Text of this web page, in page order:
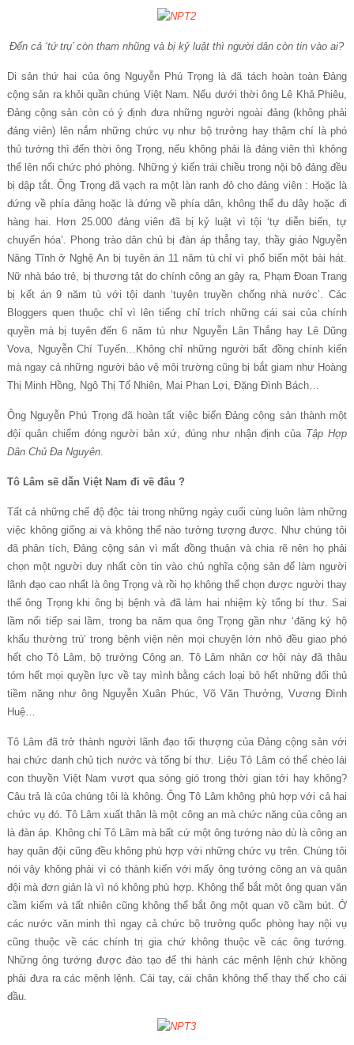
Đến cả ‘tứ trụ’ còn tham nhũng và bị kỷ luật thì người dân còn tin vào ai?
Di sản thứ hai của ông Nguyễn Phú Trọng là đã tách hoàn toàn Đảng
cộng sản ra khỏi quần chúng Việt Nam. Nếu dưới thời ông Lê Khả Phiêu,
Đảng cộng sản còn có ý định đưa những người ngoài đảng (không phải
đảng viên) lên nắm những chức vụ như bộ trưởng hay thậm chí là phó
thủ tướng thì đến thời ông Trọng, nếu không phải là đảng viên thì không
thể lên nổi chức phó phòng. Những ý kiến trái chiều trong nội bộ đảng đều
bị dập tắt. Ông Trọng đã vạch ra một làn ranh đỏ cho đảng viên : Hoặc là
đứng về phía đảng hoặc là đứng về phía dân, không thể đu dây hoặc đi
hàng hai. Hơn 25.000 đảng viên đã bị kỷ luật vì tội ‘tự diễn biến, tự
chuyển hóa’. Phong trào dân chủ bị đàn áp thẳng tay, thầy giáo Nguyễn
Năng Tĩnh ở Nghệ An bị tuyên án 11 năm tù chỉ vì phổ biến một bài hát.
Nữ nhà báo trẻ, bị thương tật do chính công an gây ra, Phạm Đoan Trang
bị kết án 9 năm tù với tội danh ‘tuyên truyền chống nhà nước’. Các
Bloggers quen thuộc chỉ vì lên tiếng chỉ trích những cái sai của chính
quyền mà bị tuyên đến 6 năm tù như Nguyễn Lân Thắng hay Lê Dũng
Vova, Nguyễn Chí Tuyến…Không chỉ những người bất đồng chính kiến
mà ngay cả những người bảo vệ môi trường cũng bị bắt giam như Hoàng
Thị Minh Hồng, Ngô Thị Tố Nhiên, Mai Phan Lợi, Đặng Đình Bách…
Ông Nguyễn Phú Trọng đã hoàn tất việc biến Đảng cộng sản thành một
đội quân chiếm đóng người bản xứ, đúng như nhận định của Tập Hợp
Dân Chủ Đa Nguyên.
Tô Lâm sẽ dẫn Việt Nam đi về đâu ?
Tất cả những chế độ độc tài trong những ngày cuối cùng luôn làm những
việc không giống ai và không thể nào tưởng tượng được. Như chúng tôi
đã phân tích, Đảng cộng sản vì mất đồng thuận và chia rẽ nên họ phải
chọn một người duy nhất còn tin vào chủ nghĩa cộng sản để làm người
lãnh đạo cao nhất là ông Trọng và rồi họ không thể chọn được người thay
thế ông Trọng khi ông bị bệnh và đã làm hai nhiệm kỳ tổng bí thư. Sai
lầm nối tiếp sai lầm, trong ba năm qua ông Trọng gần như ‘đăng ký hộ
khẩu thường trú’ trong bệnh viện nên mọi chuyện lớn nhỏ đều giao phó
hết cho Tô Lâm, bộ trưởng Công an. Tô Lâm nhân cơ hội này đã thâu
tóm hết mọi quyền lực về tay mình bằng cách loại bỏ hết những đối thủ
tiềm năng như ông Nguyễn Xuân Phúc, Võ Văn Thưởng, Vương Đình
Huệ…
Tô Lâm đã trở thành người lãnh đạo tối thượng của Đảng cộng sản với
hai chức danh chủ tịch nước và tổng bí thư. Liệu Tô Lâm có thể chèo lái
con thuyền Việt Nam vượt qua sóng gió trong thời gian tới hay không?
Câu trả là của chúng tôi là không. Ông Tô Lâm không phù hợp với cả hai
chức vụ đó. Tô Lâm xuất thân là một công an mà chức năng của công an
là đàn áp. Không chỉ Tô Lâm mà bất cứ một ông tướng nào dù là công an
hay quân đội cũng đều không phù hợp với những chức vụ trên. Chúng tôi
nói vậy không phải vì có thành kiến với mấy ông tướng công an và quân
đội mà đơn giản là vì nó không phù hợp. Không thể bắt một ông quan văn
cầm kiếm và tất nhiên cũng không thể bắt ông một quan võ cầm bút. Ở
các nước văn minh thì ngay cả chức bộ trưởng quốc phòng hay nội vụ
cũng thuộc về các chính trị gia chứ không thuộc về các ông tướng.
Những ông tướng được đào tạo để thi hành các mệnh lệnh chứ không
phải đưa ra các mệnh lệnh. Cái tay, cái chân không thể thay thế cho cái
đầu.